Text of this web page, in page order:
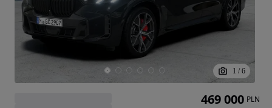
1 / 6
469 000 PLN